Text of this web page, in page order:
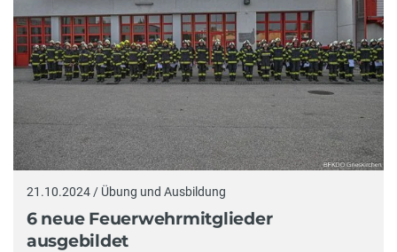
21.10.2024 / Übung und Ausbildung
6 neue Feuerwehrmitglieder
ausgebildet